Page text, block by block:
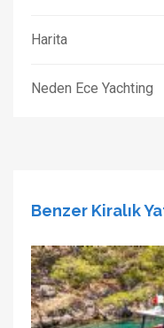
Harita
Neden Ece Yachting
Benzer Kiralık